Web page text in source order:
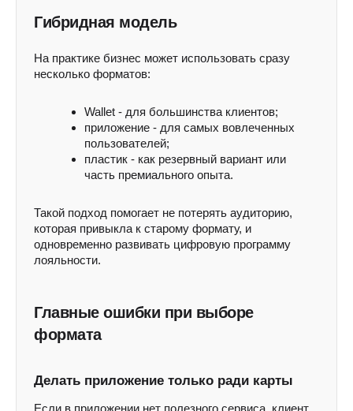
Гибридная модель
На практике бизнес может использовать сразу
несколько форматов:
Wallet - для большинства клиентов;
приложение - для самых вовлеченных
пользователей;
пластик - как резервный вариант или
часть премиального опыта.
Такой подход помогает не потерять аудиторию,
которая привыкла к старому формату, и
одновременно развивать цифровую программу
лояльности.
Главные ошибки при выборе
формата
Делать приложение только ради карты
Если в приложении нет полезного сервиса, клиент